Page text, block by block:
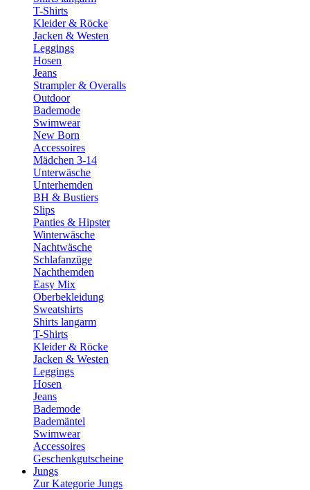
T-Shirts
Kleider & Röcke
Jacken & Westen
Leggings
Hosen
Jeans
Strampler & Overalls
Outdoor
Bademode
Swimwear
New Born
Accessoires
Mädchen 3-14
Unterwäsche
Unterhemden
BH & Bustiers
Slips
Panties & Hipster
Winterwäsche
Nachtwäsche
Schlafanzüge
Nachthemden
Easy Mix
Oberbekleidung
Sweatshirts
Shirts langarm
T-Shirts
Kleider & Röcke
Jacken & Westen
Leggings
Hosen
Jeans
Bademode
Bademäntel
Swimwear
Accessoires
Geschenkgutscheine
Jungs
Zur Kategorie Jungs